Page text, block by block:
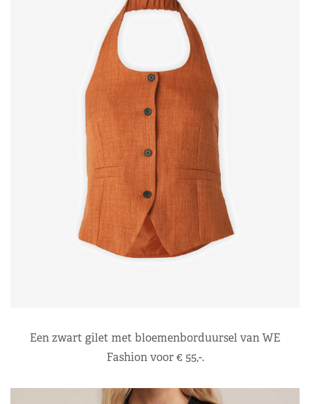
Een zwart gilet met bloemenborduursel van WE
Fashion voor € 55,-.